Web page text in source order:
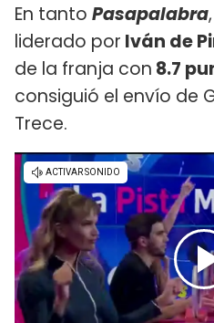
En tanto Pasapalabra
liderado por Iván de
de la franja con 8.7
consiguió el envío de
Trece.